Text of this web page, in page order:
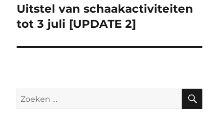
Volgend
bericht:
Uitstel van schaakactiviteiten
tot 3 juli [UPDATE 2]
Zoeken
naar: